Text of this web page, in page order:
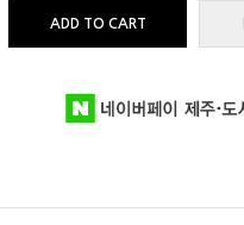
ADD TO CART